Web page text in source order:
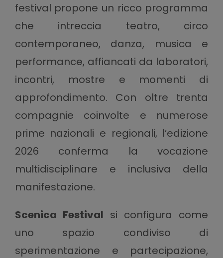
festival propone un ricco programma
che intreccia teatro, circo
contemporaneo, danza, musica e
performance, affiancati da laboratori,
incontri, mostre e momenti di
approfondimento. Con oltre trenta
compagnie coinvolte e numerose
prime nazionali e regionali, l’edizione
2026 conferma la vocazione
multidisciplinare e inclusiva della
manifestazione.
Scenica Festival si configura come
uno spazio condiviso di
sperimentazione e partecipazione,